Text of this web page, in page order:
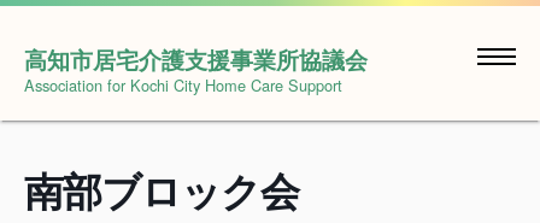
Skip
content
高知市居宅介護支援事業所協議会
Association for Kochi City Home Care Support
南部ブロック会